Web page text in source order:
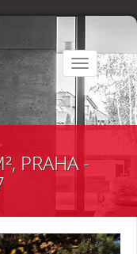
Toggle
navigation
PRAHA -